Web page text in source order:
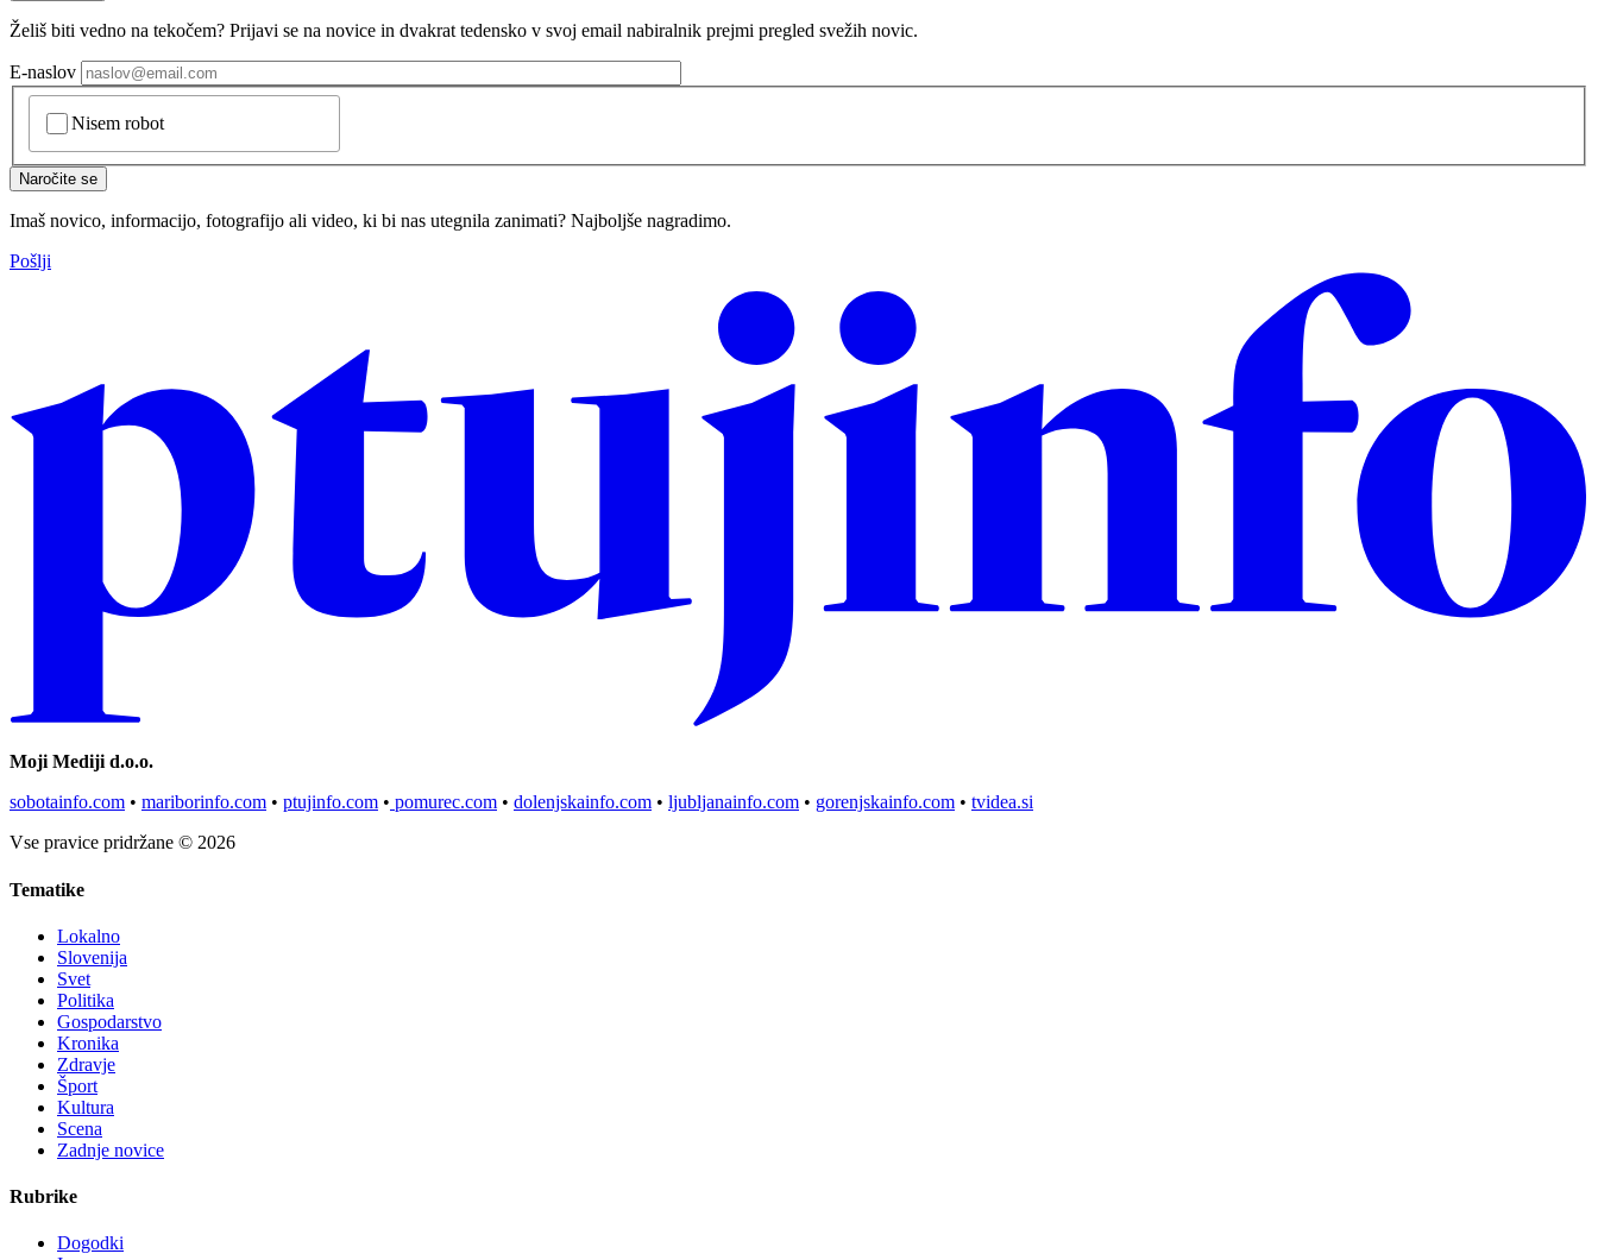
Želiš biti vedno na tekočem? Prijavi se na novice in dvakrat tedensko v svoj email nabiralnik prejmi pregled svežih novic.
E-naslov
Nisem robot
Naročite se
Imaš novico, informacijo, fotografijo ali video, ki bi nas utegnila zanimati? Najboljše nagradimo.
Pošlji
Moji Mediji d.o.o.
sobotainfo.com • mariborinfo.com • ptujinfo.com • pomurec.com • dolenjskainfo.com • ljubljanainfo.com • gorenjskainfo.com • tvidea.si
Vse pravice pridržane © 2026
Tematike
Lokalno
Slovenija
Svet
Politika
Gospodarstvo
Kronika
Zdravje
Šport
Kultura
Scena
Zadnje novice
Rubrike
Dogodki